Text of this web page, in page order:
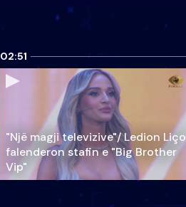
02:51
"Një magji televizive"/ Ledion Liço
falenderon stafin e "Big Brother
Vip"